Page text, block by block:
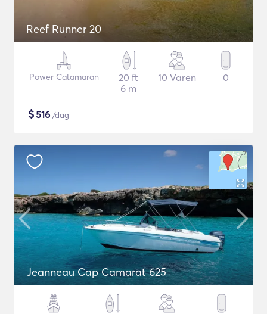
Reef Runner 20
Power Catamaran
20 ft
6 m
10 Varen 0
$516 /dag
Jeanneau Cap Camarat 625